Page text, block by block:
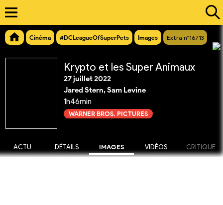
Cinéma #DCLeagueOfSuperPets Images Extra n°16713
Krypto et les Super Animaux
27 juillet 2022
Jared Stern, Sam Levine
1h46min
WARNER BROS. PICTURES
ACTU DÉTAILS IMAGES VIDÉOS CRITIQUE